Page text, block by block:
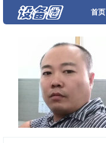
首页